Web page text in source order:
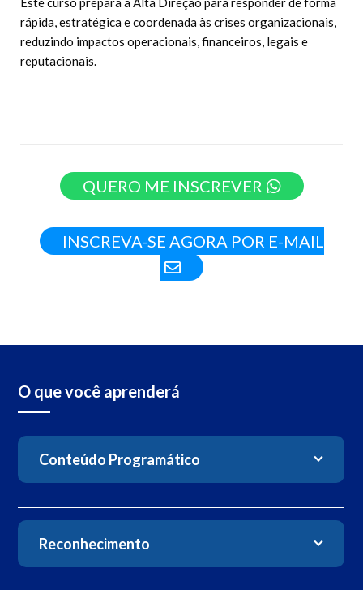
rápida, estratégica e coordenada às crises organizacionais,
reduzindo impactos operacionais, financeiros, legais e
reputacionais.
QUERO ME INSCREVER
INSCREVA-SE AGORA POR E-MAIL
O que você aprenderá
Conteúdo Programático
Reconhecimento